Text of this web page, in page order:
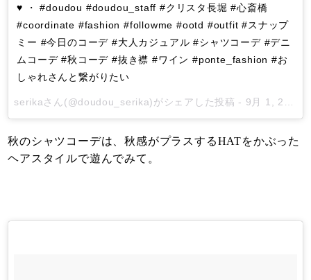
♥️ ・ #doudou #doudou_staff #クリスタ長堀 #心斎橋
#coordinate #fashion #followme #ootd #outfit #スナップ
ミー #今日のコーデ #大人カジュアル #シャツコーデ #デニ
ムコーデ #秋コーデ #抜き襟 #ワイン #ponte_fashion #お
しゃれさんと繋がりたい
serikaさん(@doudou_serika)がシェアした投稿 - 9月 1, 2017 at 6:47午前 PDT
秋のシャツコーデは、秋感がプラスするHATをかぶった
ヘアスタイルで遊んでみて。